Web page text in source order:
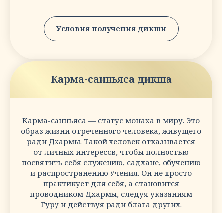
Условия получения дикши
Карма-санньяса дикша
Карма-санньяса — статус монаха в миру. Это
образ жизни отреченного человека, живущего
ради Дхармы. Такой человек отказывается
от личных интересов, чтобы полностью
посвятить себя служению, садхане, обучению
и распространению Учения. Он не просто
практикует для себя, а становится
проводником Дхармы, следуя указаниям
Гуру и действуя ради блага других.